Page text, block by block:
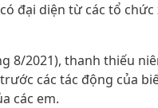
đại diện từ các tổ
8/2021), thanh thiếu
các tác động của
các em.